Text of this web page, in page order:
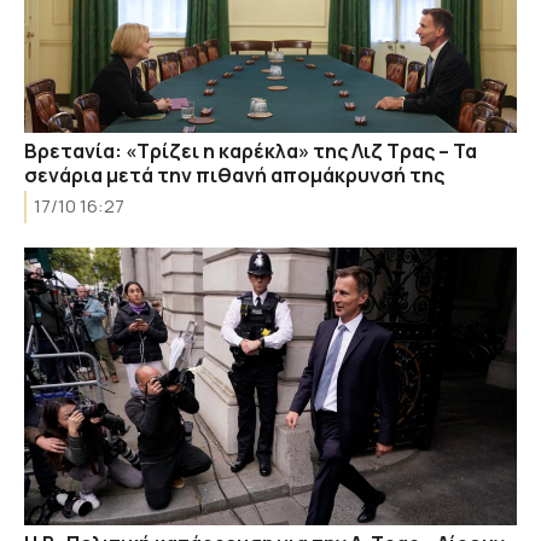
Βρετανία: «Τρίζει η καρέκλα» της Λιζ Τρας – Τα
σενάρια μετά την πιθανή απομάκρυνσή της
17/10 16:27